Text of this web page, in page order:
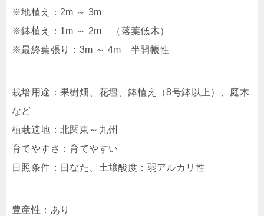
※地植え：2m ～ 3m
※鉢植え：1m ～ 2m （落葉低木）
※最終葉張り：3m ～ 4m 半開帳性
栽培用途：果樹畑、花壇、鉢植え（8号鉢以上）、庭木
など
植栽適地：北関東～九州
育てやすさ：育てやすい
日照条件：日なた、土壌酸度：弱アルカリ性
豊産性：あり